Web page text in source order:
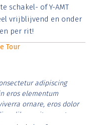
id rutrum lorem
tristique posuere.
schakel- of Y-AMT
vrijblijvend en onder
per rit!
Tour
adipiscing
eros elementum
ornare, eros dolor
libero vitae erat.